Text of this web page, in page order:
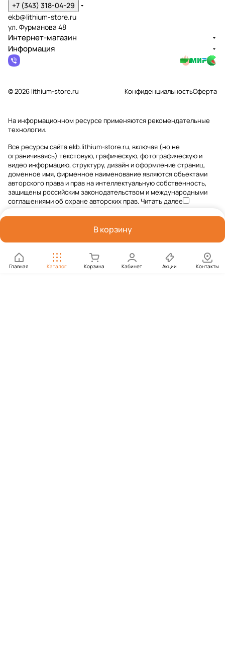
В корзину
Главная Каталог Корзина Кабинет Акции Контакты
+7 (343) 318-04-29
ekb@lithium-store.ru
ул. Фурманова 48
Интернет-магазин
Информация
© 2026 lithium-store.ru КонфиденциальностьОферта
На информационном ресурсе применяютсярекомендательные
технологии.
Все ресурсы сайта ekb.lithium-store.ru, включая (но не
ограничиваясь) текстовую, графическую, фотографическую и
видео информацию, структуру, дизайн и оформление страниц,
доменное имя, фирменное наименование являются объектами
авторского права и прав на интеллектуальную собственность,
защищены российским законодательством и международными
соглашениями об охране авторских прав.Читать далее